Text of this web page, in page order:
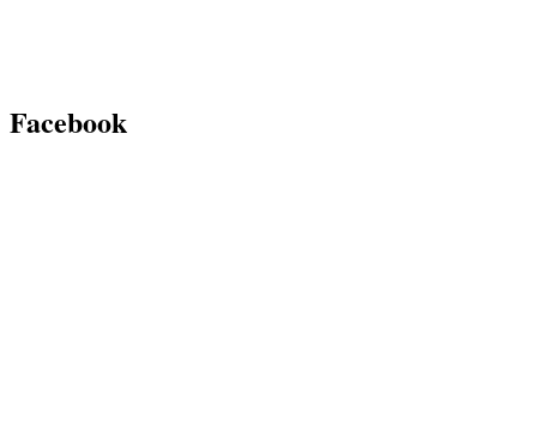
Facebook